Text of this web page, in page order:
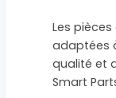
Les
adaptées
qualité et
Smart